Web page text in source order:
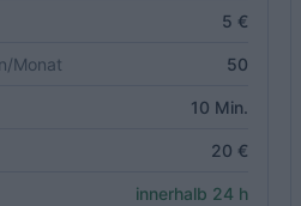
5 €
Monat 50
10 Min.
20 €
innerhalb 24 h